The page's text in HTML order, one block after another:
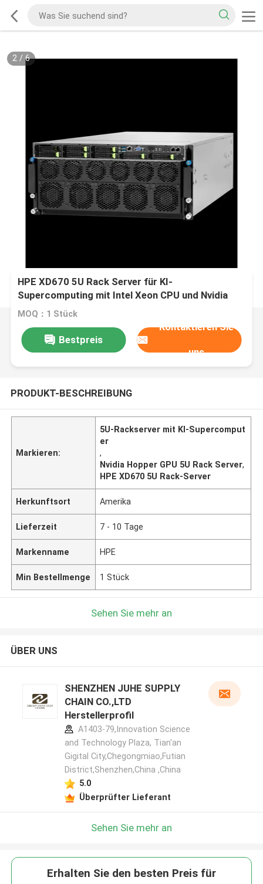
2/ 6
HPE XD670 5U Rack Server für KI-
Supercomputing mit Intel Xeon CPU und Nvidia
Hopper GPU
MOQ：1 Stück
Bestpreis
Kontaktieren Sie
uns
PRODUKT-BESCHREIBUNG
Markieren:
5U-Rackserver mit KI-Supercomput
er
,
Nvidia Hopper GPU 5U Rack Server,
HPE XD670 5U Rack-Server
Herkunftsort Amerika
Lieferzeit 7 - 10 Tage
Markenname HPE
Min Bestellmenge 1 Stück
Sehen Sie mehr an
ÜBER UNS
SHENZHEN JUHE SUPPLY
CHAIN CO.,LTD
Herstellerprofil
A1403-79,Innovation Science
and Technology Plaza, Tian'an
Gigital City,Chegongmiao,Futian
District,Shenzhen,China ,China
5.0
Überprüfter Lieferant
Sehen Sie mehr an
Erhalten Sie den besten Preis für